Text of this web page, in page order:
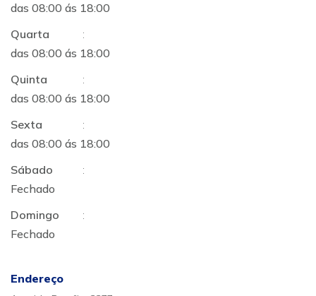
das 08:00 ás 18:00
Quarta
:
das 08:00 ás 18:00
Quinta
:
das 08:00 ás 18:00
Sexta
:
das 08:00 ás 18:00
Sábado
:
Fechado
Domingo
:
Fechado
Endereço